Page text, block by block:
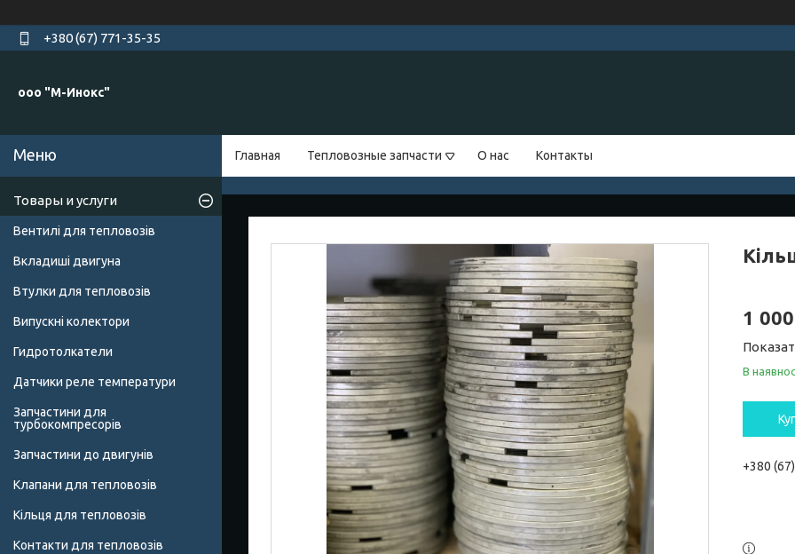
+380 (67) 771-35-35
ооо "М-Инокс"
Главная Тепловозные запчасти О нас Контакты
1
В
+380
Товары и услуги
Вентилі для тепловозів
Вкладиші двигуна
Втулки для тепловозів
Випускні колектори
Гидротолкатели
Датчики реле температури
Запчастини для
турбокомпресорів
Запчастини до двигунів
Клапани для тепловозів
Кільця для тепловозів
Контакти для тепловозів